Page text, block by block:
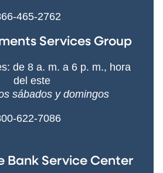
465-2762
Services Group
de 8 a. m. a 6 p. m., hora
del este
sábados y domingos
622-7086
Bank Service Center